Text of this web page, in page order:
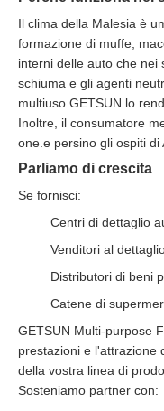
Il clima della Malesia è
formazione di muffe,
interni delle auto che nei
schiuma e gli agenti
multiuso GETSUN lo
Inoltre, il consumatore
one.e persino gli ospiti di
Parliamo di crescita
Se fornisci:
Centri di dettaglio
Venditori al
Distributori di beni
Catene di
GETSUN Multi-purpose
prestazioni e l'attrazione
della vostra linea di
Sosteniamo partner con: